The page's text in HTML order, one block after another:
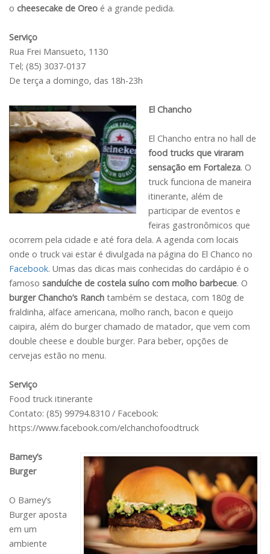
o cheesecake de Oreo é a grande pedida.
Serviço
Rua Frei Mansueto, 1130
Tel; (85) 3037-0137
De terça a domingo, das 18h-23h
El Chancho
El Chancho entra no hall de
food trucks que viraram
sensação em Fortaleza. O
truck funciona de maneira
itinerante, além de
participar de eventos e
feiras gastronômicos que
ocorrem pela cidade e até fora dela. A agenda com locais
onde o truck vai estar é divulgada na página do El Chanco no
Facebook. Umas das dicas mais conhecidas do cardápio é o
famoso sanduíche de costela suíno com molho barbecue. O
burger Chancho’s Ranch também se destaca, com 180g de
fraldinha, alface americana, molho ranch, bacon e queijo
caipira, além do burger chamado de matador, que vem com
double cheese e double burger. Para beber, opções de
cervejas estão no menu.
Serviço
Food truck itinerante
Contato: (85) 99794.8310 / Facebook:
https://www.facebook.com/elchanchofoodtruck
Barney’s
Burger
O Barney’s
Burger aposta
em um
ambiente